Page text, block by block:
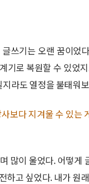
쓰기는 오랜 꿈이었
기로 복원할 수 있었
라도 열정을 불태워
보다 지겨울 수 있는
많이 울었다. 어떻게
고 싶었다. 내가 원